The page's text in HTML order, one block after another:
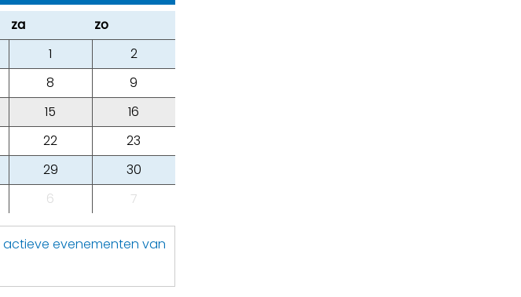
za
zo
1
2
8
9
15
16
22
23
29
30
6 7
actieve evenementen van